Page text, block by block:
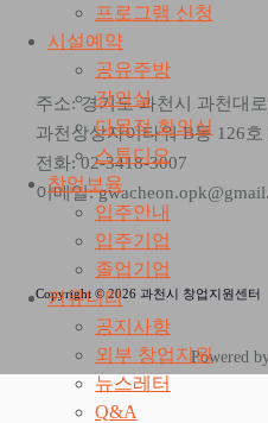
프로그램 신청
시설예약
공유주방
강의실
다목적 회의실
스튜디오
창업보육
입주안내
입주기업
졸업기업
커뮤니티
공지사항
외부 창업지원
뉴스레터
Q&A
주소: 경기도 과천시 과천대
과천상상자이타워 B동 126
전화: 02-3418-3007
이메일:
Copyright © 2026 과천시 창업지원센터
Powered